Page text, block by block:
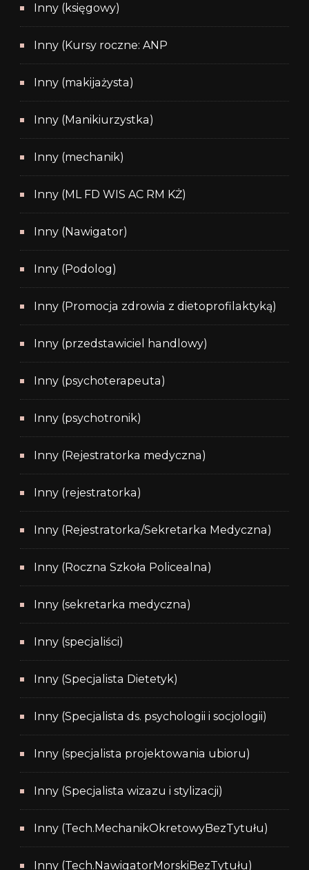
Inny (księgowy)
Inny (Kursy roczne: ANP
Inny (makijażysta)
Inny (Manikiurzystka)
Inny (mechanik)
Inny (ML FD WIS AC RM KŻ)
Inny (Nawigator)
Inny (Podolog)
Inny (Promocja zdrowia z dietoprofilaktyką)
Inny (przedstawiciel handlowy)
Inny (psychoterapeuta)
Inny (psychotronik)
Inny (Rejestratorka medyczna)
Inny (rejestratorka)
Inny (Rejestratorka/Sekretarka Medyczna)
Inny (Roczna Szkoła Policealna)
Inny (sekretarka medyczna)
Inny (specjaliści)
Inny (Specjalista Dietetyk)
Inny (Specjalista ds. psychologii i socjologii)
Inny (specjalista projektowania ubioru)
Inny (Specjalista wizazu i stylizacji)
Inny (Tech.MechanikOkretowyBezTytułu)
Inny (Tech.NawigatorMorskiBezTytułu)